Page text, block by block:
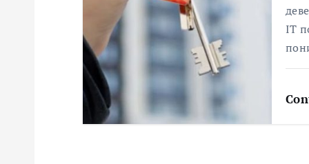
IT